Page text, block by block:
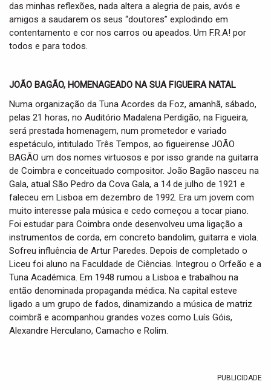
das minhas reflexões, nada altera a alegria de pais, avós e
amigos a saudarem os seus “doutores” explodindo em
contentamento e cor nos carros ou apeados. Um F.R.A! por
todos e para todos.
JOÃO BAGÃO, HOMENAGEADO NA SUA FIGUEIRA NATAL
Numa organização da Tuna Acordes da Foz, amanhã, sábado,
pelas 21 horas, no Auditório Madalena Perdigão, na Figueira,
será prestada homenagem, num prometedor e variado
espetáculo, intitulado Três Tempos, ao figueirense JOÃO
BAGÃO um dos nomes virtuosos e por isso grande na guitarra
de Coimbra e conceituado compositor. João Bagão nasceu na
Gala, atual São Pedro da Cova Gala, a 14 de julho de 1921 e
faleceu em Lisboa em dezembro de 1992. Era um jovem com
muito interesse pala música e cedo começou a tocar piano.
Foi estudar para Coimbra onde desenvolveu uma ligação a
instrumentos de corda, em concreto bandolim, guitarra e viola.
Sofreu influência de Artur Paredes. Depois de completado o
Liceu foi aluno na Faculdade de Ciências. Integrou o Orfeão e a
Tuna Académica. Em 1948 rumou a Lisboa e trabalhou na
então denominada propaganda médica. Na capital esteve
ligado a um grupo de fados, dinamizando a música de matriz
coimbrã e acompanhou grandes vozes como Luís Góis,
Alexandre Herculano, Camacho e Rolim.
PUBLICIDADE